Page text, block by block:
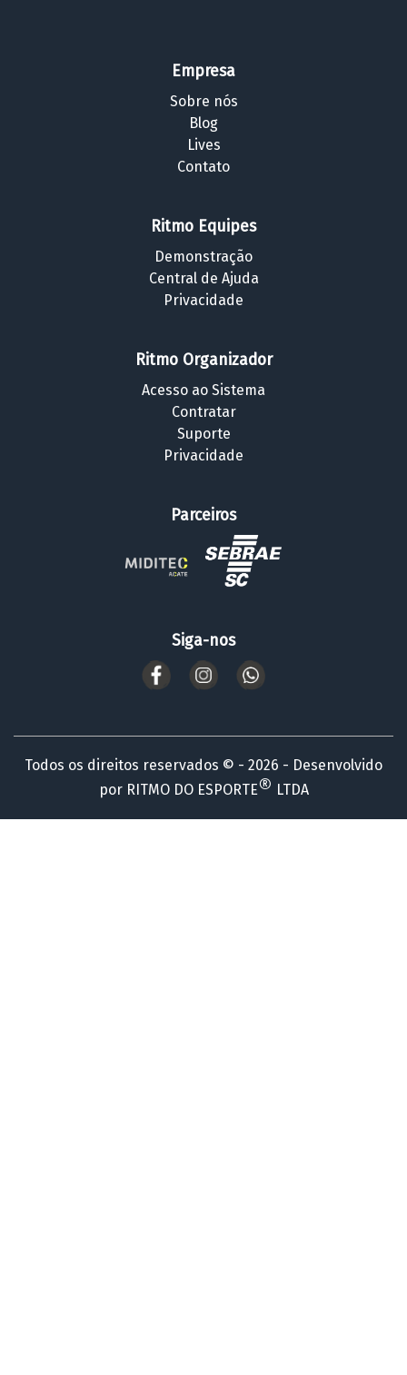
Empresa
Sobre nós
Blog
Lives
Contato
Ritmo Equipes
Demonstração
Central de Ajuda
Privacidade
Ritmo Organizador
Acesso ao Sistema
Contratar
Suporte
Privacidade
Parceiros
Siga-nos
Todos os direitos reservados © - 2026 - Desenvolvido
por RITMO DO ESPORTE® LTDA